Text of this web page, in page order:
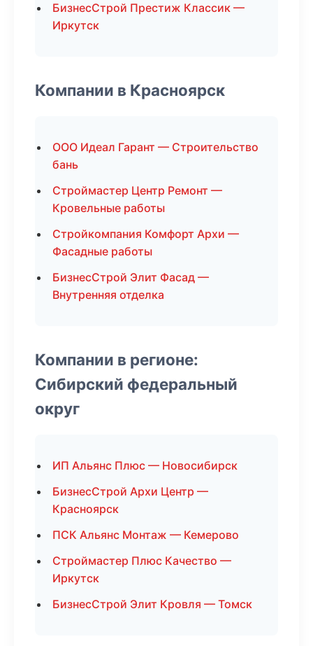
БизнесСтрой Престиж Классик —
Иркутск
Компании в Красноярск
ООО Идеал Гарант — Строительство
бань
Строймастер Центр Ремонт —
Кровельные работы
Стройкомпания Комфорт Архи —
Фасадные работы
БизнесСтрой Элит Фасад —
Внутренняя отделка
Компании в регионе:
Сибирский федеральный
округ
ИП Альянс Плюс — Новосибирск
БизнесСтрой Архи Центр —
Красноярск
ПСК Альянс Монтаж — Кемерово
Строймастер Плюс Качество —
Иркутск
БизнесСтрой Элит Кровля — Томск